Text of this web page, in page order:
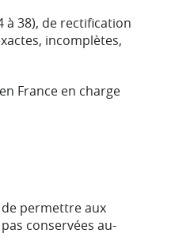
à 38), de rectification
incomplètes,
France en charge
de permettre aux
conservées au-